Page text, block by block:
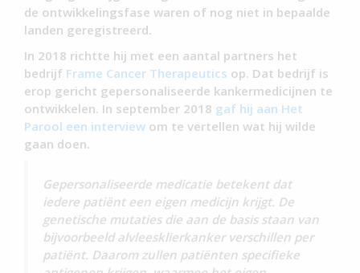
de ontwikkelingsfase waren of nog niet in bepaalde
landen geregistreerd.
In 2018 richtte hij met een aantal partners het
bedrijf Frame Cancer Therapeutics op. Dat bedrijf is
erop gericht gepersonaliseerde kankermedicijnen te
ontwikkelen. In september 2018 gaf hij aan Het
Parool een interview om te vertellen wat hij wilde
gaan doen.
Gepersonaliseerde medicatie betekent dat
iedere patiënt een eigen medicijn krijgt. De
genetische mutaties die aan de basis staan van
bijvoorbeeld alvleesklierkanker verschillen per
patiënt. Daarom zullen patiënten specifieke